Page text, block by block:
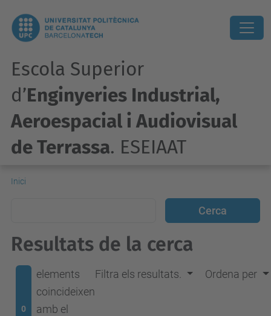
Escola Superior
d’Enginyeries Industrial,
Aeroespacial i Audiovisual
de Terrassa. ESEIAAT
Inici
Resultats de la cerca
0
elements
coincideixen
amb el
Filtra els resultats. Ordena per